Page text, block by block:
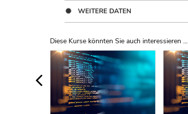
WEITERE DATEN
Diese Kurse könnten Sie auch interessieren ...
Uber Weiterbildungsvorschläge